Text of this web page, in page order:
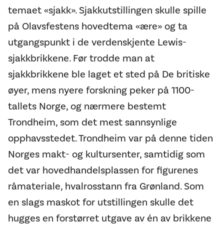
temaet «sjakk». Sjakkutstillingen skulle spille
på Olavsfestens hovedtema «ære» og ta
utgangspunkt i de verdenskjente Lewis-
sjakkbrikkene. Før trodde man at
sjakkbrikkene ble laget et sted på De britiske
øyer, mens nyere forskning peker på 1100-
tallets Norge, og nærmere bestemt
Trondheim, som det mest sannsynlige
opphavsstedet. Trondheim var på denne tiden
Norges makt- og kultursenter, samtidig som
det var hovedhandelsplassen for figurenes
råmateriale, hvalrosstann fra Grønland. Som
en slags maskot for utstillingen skulle det
hugges en forstørret utgave av én av brikkene